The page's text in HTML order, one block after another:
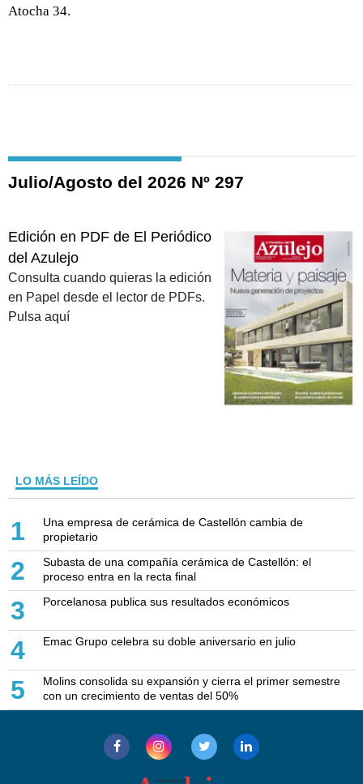
Atocha 34.
Julio/Agosto del 2026 Nº 297
Edición en PDF de El Periódico
del Azulejo
Consulta cuando quieras la edición
en Papel desde el lector de PDFs.
Pulsa aquí
LO MÁS LEÍDO
1
Una empresa de cerámica de Castellón cambia de
propietario
2
Subasta de una compañía cerámica de Castellón: el
proceso entra en la recta final
3 Porcelanosa publica sus resultados económicos
4 Emac Grupo celebra su doble aniversario en julio
5
Molins consolida su expansión y cierra el primer semestre
con un crecimiento de ventas del 50%